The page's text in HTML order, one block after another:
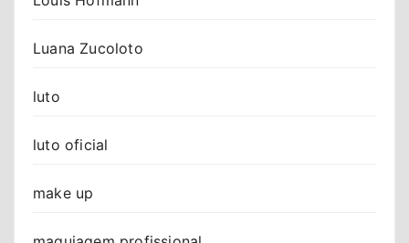
Luana Zucoloto
luto
luto oficial
make up